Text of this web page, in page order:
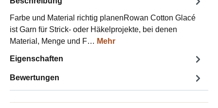
Farbe und Material richtig planenRowan Cotton Glacé
ist Garn für Strick- oder Häkelprojekte, bei denen
Material, Menge und F… Mehr
Eigenschaften
Bewertungen